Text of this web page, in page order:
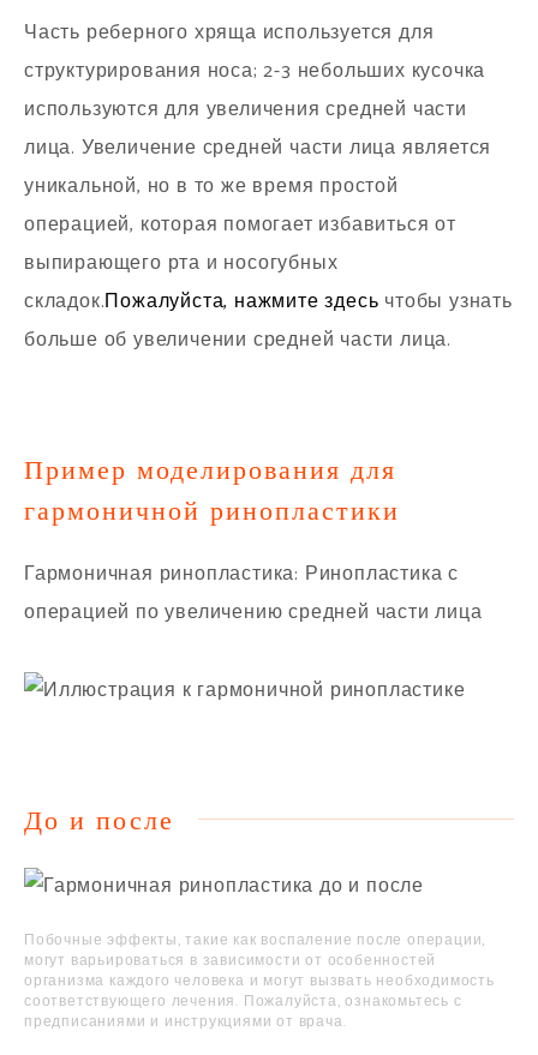
Часть реберного хряща используется для
структурирования носа; 2-3 небольших кусочка
используются для увеличения средней части
лица. Увеличение средней части лица является
уникальной, но в то же время простой
операцией, которая помогает избавиться от
выпирающего рта и носогубных
складок.Пожалуйста, нажмите здесь чтобы узнать
больше об увеличении средней части лица.
Пример моделирования для
гармоничной ринопластики
Гармоничная ринопластика: Ринопластика с
операцией по увеличению средней части лица
До и после
Побочные эффекты, такие как воспаление после операции,
могут варьироваться в зависимости от особенностей
организма каждого человека и могут вызвать необходимость
соответствующего лечения. Пожалуйста, ознакомьтесь с
предписаниями и инструкциями от врача.